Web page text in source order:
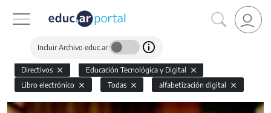
Incluir Archivo educ.ar
Directivos
Educación Tecnológica y Digital
Libro electrónico
Todas alfabetización digital